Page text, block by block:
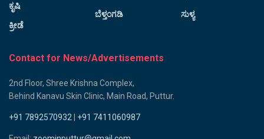
ಕೃಷಿ
ಕ್ರೀಡೆ
ಬೆಳ್ತಂಗಡಿ ಸುಳ್ಯ
Contact for News/Advertisements
2nd Floor, Shree Krishna Complex,
Behind Kanavu Skin Clinic, Main Road, Puttur.
+91 7892570932 +91 7411060987